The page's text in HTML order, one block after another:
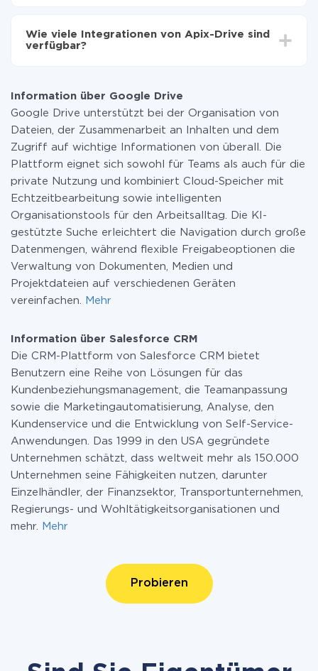
zahlen nur für die Datenmenge, die über unseren
Service von einem System auf ein anderes übertragen
Weitere Informationen zu
Tarifen
Wie viele Integrationen von Apix-Drive sind
verfügbar?
Information über Google Drive
Google Drive unterstützt bei der Organisation von
Dateien, der Zusammenarbeit an Inhalten und dem
Zugriff auf wichtige Informationen von überall. Die
Plattform eignet sich sowohl für Teams als auch für die
private Nutzung und kombiniert Cloud-Speicher mit
Echtzeitbearbeitung sowie intelligenten
Organisationstools für den Arbeitsalltag. Die KI-
gestützte Suche erleichtert die Navigation durch große
Datenmengen, während flexible Freigabeoptionen die
Verwaltung von Dokumenten, Medien und
Projektdateien auf verschiedenen Geräten
vereinfachen.
Mehr
Information über Salesforce CRM
Die CRM-Plattform von Salesforce CRM bietet
Benutzern eine Reihe von Lösungen für das
Kundenbeziehungsmanagement, die Teamanpassung
sowie die Marketingautomatisierung, Analyse, den
Kundenservice und die Entwicklung von Self-Service-
Anwendungen. Das 1999 in den USA gegründete
Unternehmen schätzt, dass weltweit mehr als 150.000
Unternehmen seine Fähigkeiten nutzen, darunter
Einzelhändler, der Finanzsektor, Transportunternehmen,
Regierungs- und Wohltätigkeitsorganisationen und
mehr.
Mehr
Probieren